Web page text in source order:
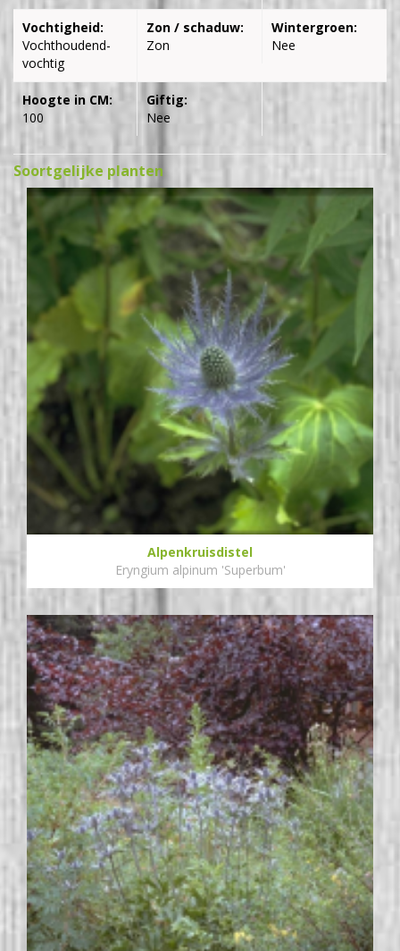
Vochtigheid:
Vochthoudend-
vochtig
Zon / schaduw:
Zon
Wintergroen:
Nee
Hoogte in CM:
100
Giftig:
Nee
Soortgelijke planten
Alpenkruisdistel
Eryngium alpinum 'Superbum'